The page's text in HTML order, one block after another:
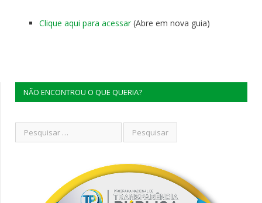
Clique aqui para acessar(Abre em nova guia)
NÃO ENCONTROU O QUE QUERIA?